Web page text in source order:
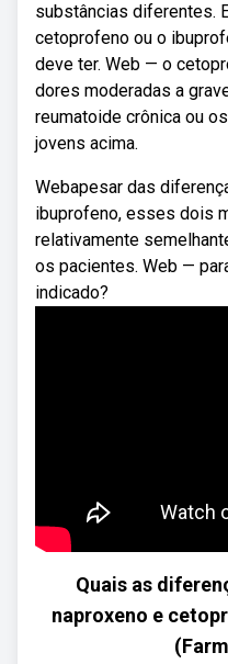
substâncias diferentes.
cetoprofeno ou o
deve ter. Web — o
dores moderadas a
reumatoide crônica ou
jovens acima.
Webapesar das
ibuprofeno, esses dois
relativamente
os pacientes. Web —
indicado?
Quais as
naproxeno e